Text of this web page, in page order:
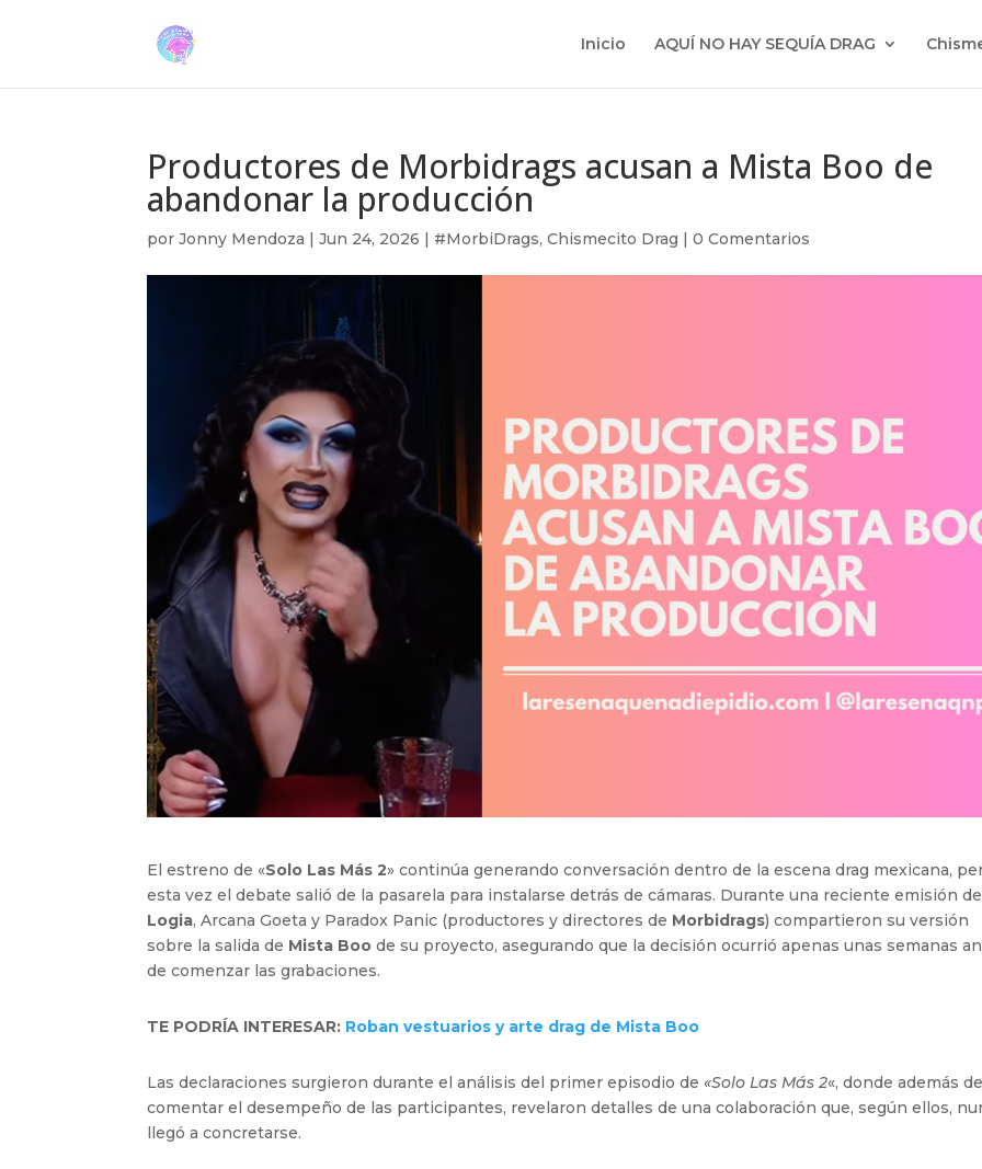
Inicio AQUÍ NO HAY SEQUÍA DRAG
Productores de Morbidrags acusan a Mista Boo de
abandonar la producción
porJonny Mendoza |Jun 24, 2026 | #MorbiDrags,Chismecito Drag |0 Comentarios
El estreno de «Solo Las Más 2» continúa generando conversación dentro de la escena drag mexicana,
esta vez el debate salió de la pasarela para instalarse detrás de cámaras. Durante una reciente emisión de
Logia, Arcana Goeta y Paradox Panic (productores y directores de Morbidrags) compartieron su versión
sobre la salida de Mista Boo de su proyecto, asegurando que la decisión ocurrió apenas unas semanas
de comenzar las grabaciones.
TE PODRÍA INTERESAR: Roban vestuarios y arte drag de Mista Boo
Las declaraciones surgieron durante el análisis del primer episodio de «Solo Las Más 2«, donde además de
comentar el desempeño de las participantes, revelaron detalles de una colaboración que, según ellos,
llegó a concretarse.